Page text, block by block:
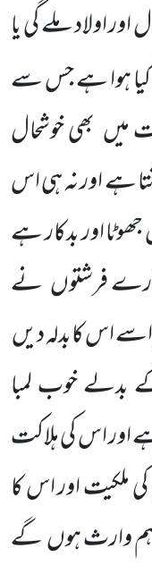
اولاد ملے گی یا
ہوا ہے جس سے
میں بھی خوشحال
ہے اور نہ ہی اس
اور بدکار ہے
فرشتوں نے
اس کابدلہ دیں
بدلے خوب لمبا
اس کی ہلاکت
اور اس کا
وارث ہوں گے